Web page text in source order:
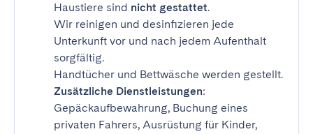
Haustiere sind nicht gestattet.
Wir reinigen und desinfizieren jede
Unterkunft vor und nach jedem Aufenthalt
sorgfältig.
Handtücher und Bettwäsche werden gestellt.
Zusätzliche Dienstleistungen:
Gepäckaufbewahrung, Buchung eines
privaten Fahrers, Ausrüstung für Kinder,